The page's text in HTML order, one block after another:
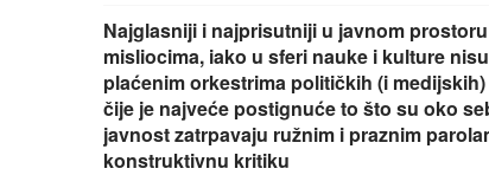
Najglasniji i najprisutniji u javnom
misliocima, iako u sferi nauke i kulture
plaćenim orkestrima političkih (i
čije je najveće postignuće to što su oko
javnost zatrpavaju ružnim i praznim
konstruktivnu kritiku